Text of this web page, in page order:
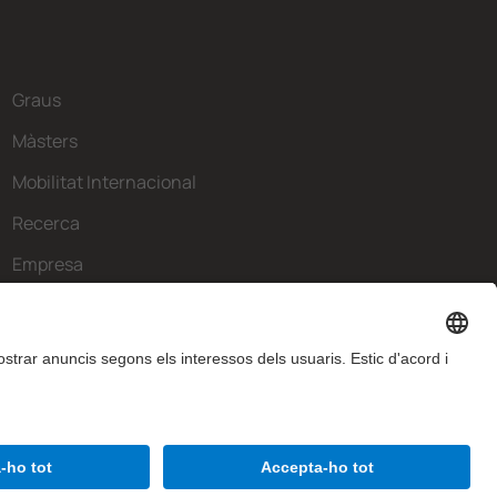
Graus
Màsters
Mobilitat Internacional
Recerca
Empresa
Configuració de privadesa